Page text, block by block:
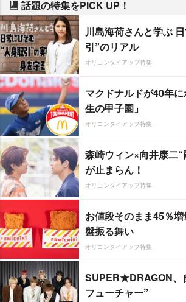
話題の特集をPICK UP！
川島海荷さんと学ぶ
引”のリアル
オリコンタイアップ特集
マクドナルドが40年
生の甲子園」
オリコンタイアップ特集
森崎ウィン×向井康二
が止まらん！
オリコンタイアップ特集
お値段そのまま45％
盤振る舞い
オリコンタイアップ特集
SUPER★DRAGON、
フューチャー”